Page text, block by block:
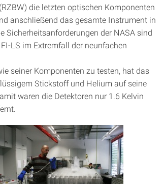
die letzten optischen Komponenten
anschließend das gesamte Instrument in
Sicherheitsanforderungen der NASA sind
LS im Extremfall der neunfachen
seiner Komponenten zu testen, hat das
Stickstoff und Helium auf seine
waren die Detektoren nur 1.6 Kelvin